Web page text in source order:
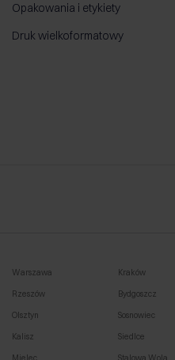
Opakowania i etykiety
Druk wielkoformatowy
Warszawa Kraków
Rzeszów Bydgoszcz
Olsztyn Sosnowiec
Kalisz Siedlce